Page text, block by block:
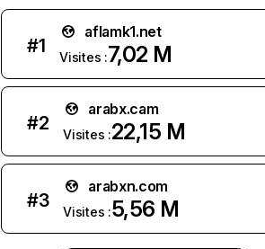
#1
aflamk1.net
Visites :7,02 M
#2
arabx.cam
Visites :22,15 M
#3
arabxn.com
Visites :5,56 M